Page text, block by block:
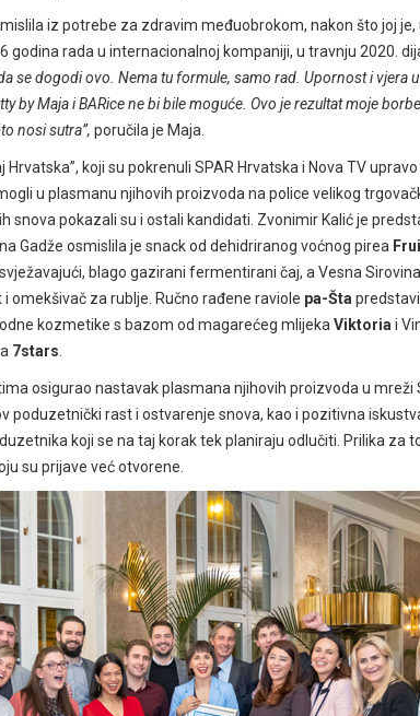
iz potrebe za zdravim međuobrokom, nakon što joj
godina rada u internacionalnoj kompaniji, u travnju 2020.
se dogodi ovo. Nema tu formule, samo rad. Upornost i vjera
by Maja i BARice ne bi bile moguće. Ovo je rezultat moje
nosi sutra”, poručila je Maja.
koji su pokrenuli SPAR Hrvatska i Nova TV
u plasmanu njihovih proizvoda na police velikog
snova pokazali su i ostali kandidati. Zvonimir Kalić je
Gadže osmislila je snack od dehidriranog voćnog pirea
blago gazirani fermentirani čaj, a Vesna
omekšivač za rublje. Ručno rađene raviole pa-Šta
kozmetike s bazom od magarećeg mlijeka Viktoria i
7stars
osigurao nastavak plasmana njihovih proizvoda u mreži
poduzetnički rast i ostvarenje snova, kao i pozitivna
koji se na taj korak tek planiraju odlučiti. Prilika za
su prijave već otvorene.